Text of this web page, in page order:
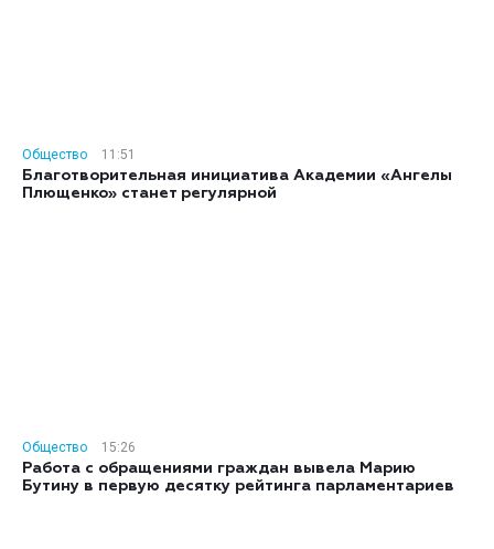
Общество
11:51
Благотворительная инициатива Академии «Ангелы
Плющенко» станет регулярной
Общество
15:26
Работа с обращениями граждан вывела Марию
Бутину в первую десятку рейтинга парламентариев